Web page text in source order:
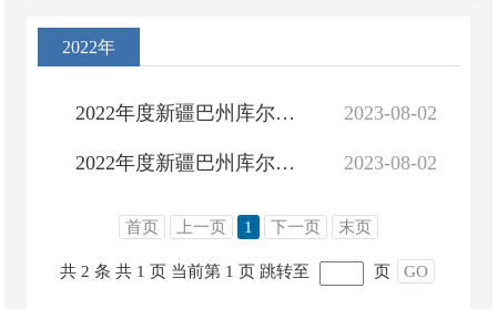
2022年
2023-08-02
2022年度新疆巴州库尔勒市政府决算公开
2023-08-02
2022年度新疆巴州库尔勒市部门决算公开
首页 上一页 1 下一页 末页
共 2 条 共 1 页 当前第 1 页 跳转至 页 GO